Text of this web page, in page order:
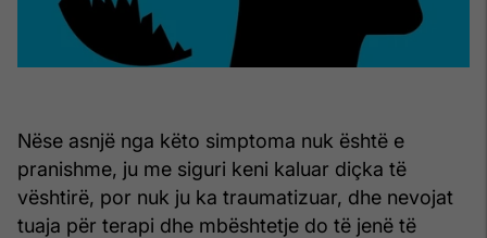
Nëse asnjë nga këto simptoma nuk është e
pranishme, ju me siguri keni kaluar diçka të
vështirë, por nuk ju ka traumatizuar, dhe nevojat
tuaja për terapi dhe mbështetje do të jenë të